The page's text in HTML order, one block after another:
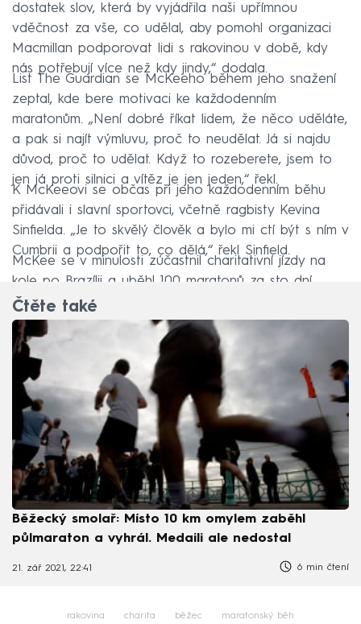
dostatek slov, která by vyjádřila naši upřímnou
vděčnost za vše, co udělal, aby pomohl organizaci
Macmillan podporovat lidi s rakovinou v době, kdy
nás potřebují více než kdy jindy,“ dodala.
List The Guardian se McKeeho během jeho snažení
zeptal, kde bere motivaci ke každodenním
maratonům. „Není dobré říkat lidem, že něco uděláte,
a pak si najít výmluvu, proč to neudělat. Já si najdu
důvod, proč to udělat. Když to rozeberete, jsem to
jen já proti silnici a vítěz je jen jeden,“ řekl.
K McKeeovi se občas při jeho každodenním běhu
přidávali i slavní sportovci, včetně ragbisty Kevina
Sinfielda. „Je to skvělý člověk a bylo mi ctí být s ním v
Cumbrii a podpořit to, co dělá,“ řekl Sinfield.
McKee se v minulosti zúčastnil charitativní jízdy na
kole po Brazílii a uběhl 100 maratonů za sto dní.
Čtěte také
Běžecký smolař: Místo 10 km omylem zaběhl
půlmaraton a vyhrál. Medaili ale nedostal
21. zář 2021, 22:41 6 min čtení
rakovina charita běžec maratonský běh